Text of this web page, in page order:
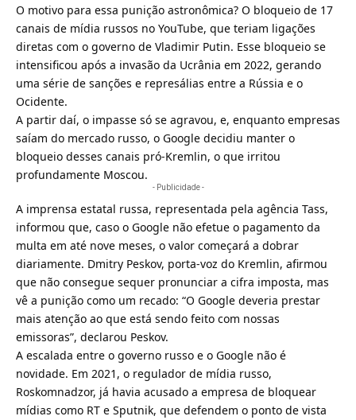
O motivo para essa punição astronômica? O bloqueio de 17
canais de mídia russos no YouTube, que teriam ligações
diretas com o governo de Vladimir Putin. Esse bloqueio se
intensificou após a invasão da Ucrânia em 2022, gerando
uma série de sanções e represálias entre a Rússia e o
Ocidente.
A partir daí, o impasse só se agravou, e, enquanto empresas
saíam do mercado russo, o Google decidiu manter o
bloqueio desses canais pró-Kremlin, o que irritou
profundamente Moscou.
- Publicidade -
A imprensa estatal russa, representada pela agência Tass,
informou que, caso o Google não efetue o pagamento da
multa em até nove meses, o valor começará a dobrar
diariamente. Dmitry Peskov, porta-voz do Kremlin, afirmou
que não consegue sequer pronunciar a cifra imposta, mas
vê a punição como um recado: “O Google deveria prestar
mais atenção ao que está sendo feito com nossas
emissoras”, declarou Peskov.
A escalada entre o governo russo e o Google não é
novidade. Em 2021, o regulador de mídia russo,
Roskomnadzor, já havia acusado a empresa de bloquear
mídias como RT e Sputnik, que defendem o ponto de vista